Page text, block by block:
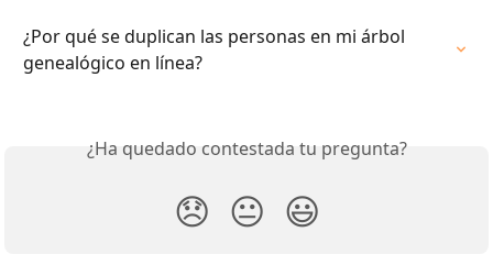
¿Por qué se duplican las personas en mi árbol
genealógico en línea?
¿Ha quedado contestada tu pregunta?
😞 😐 😃